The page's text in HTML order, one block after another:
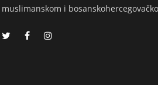
muslimanskom i